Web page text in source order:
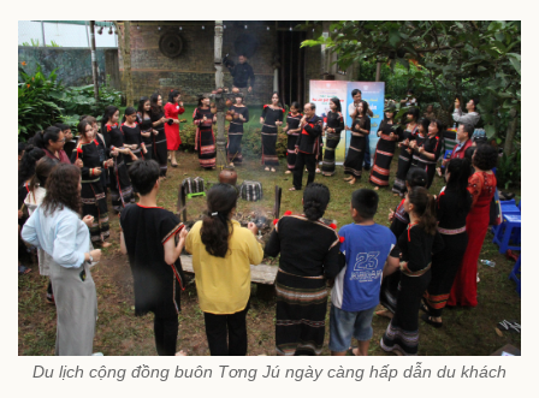
Du lịch cộng đồng buôn Tơng Jú ngày càng hấp dẫn du khách